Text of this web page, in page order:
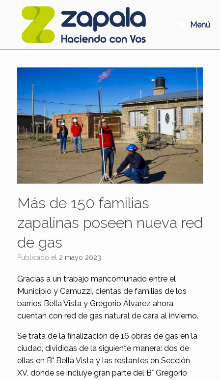
Menú
Más de 150 familias
zapalinas poseen nueva red
de gas
Publicado el 2 mayo 2023
Gracias a un trabajo mancomunado entre el
Municipio y Camuzzi, cientas de familias de los
barrios Bella Vista y Gregorio Álvarez ahora
cuentan con red de gas natural de cara al invierno.
Se trata de la finalización de 16 obras de gas en la
ciudad, divididas de la siguiente manera: dos de
ellas en B° Bella Vista y las restantes en Sección
XV, donde se incluye gran parte del B° Gregorio